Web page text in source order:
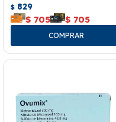
$ 829
$ 705 $ 705